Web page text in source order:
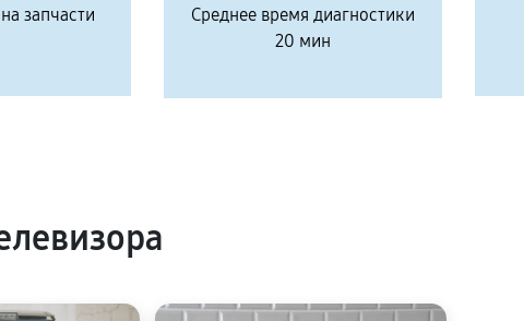
запчасти
Среднее время диагностики
20 мин